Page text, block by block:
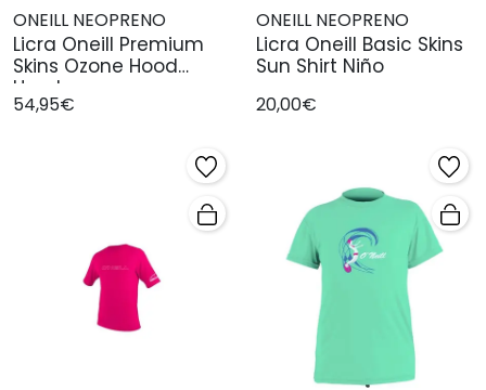
ONEILL NEOPRENO
Licra Oneill Premium
Skins Ozone Hood
Hombre
54,95€
ONEILL NEOPRENO
Licra Oneill Basic Skins
Sun Shirt Niño
20,00€